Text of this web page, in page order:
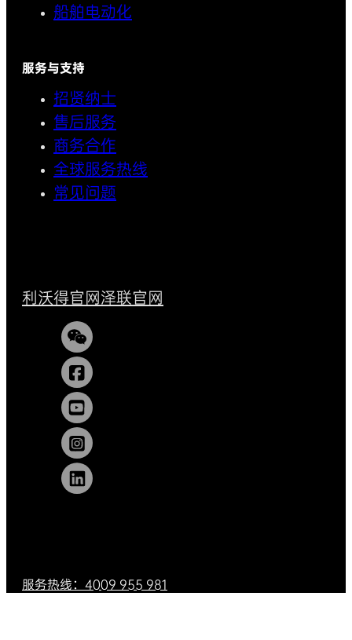
船舶电动化
服务与支持
招贤纳士
售后服务
商务合作
全球服务热线
常见问题
利沃得官网泽联官网
服务热线：4009 955 981